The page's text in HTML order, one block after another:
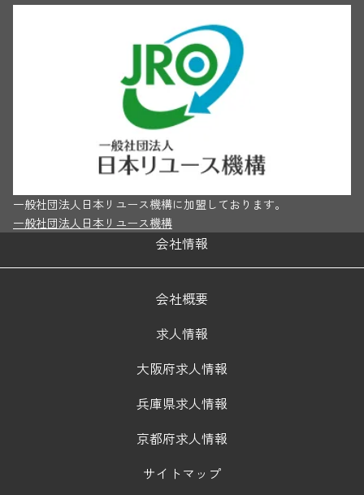
一般社団法人日本リユース機構に加盟しております。
一般社団法人日本リユース機構
会社情報
会社概要
求人情報
大阪府求人情報
兵庫県求人情報
京都府求人情報
サイトマップ